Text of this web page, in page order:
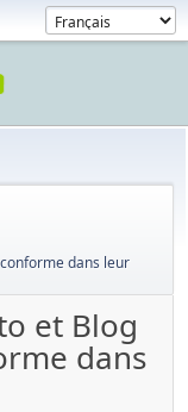
dans leur
et Blog
dans